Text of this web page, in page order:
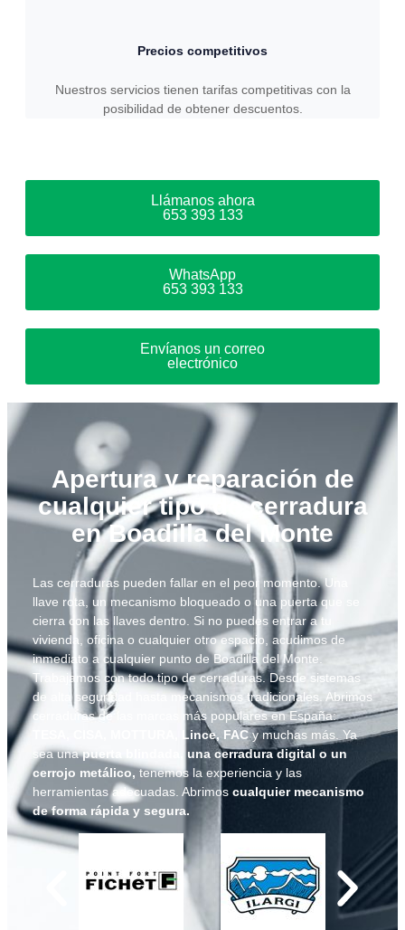
Precios competitivos
Nuestros servicios tienen tarifas competitivas con la
posibilidad de obtener descuentos.
Llámanos ahora
653 393 133
WhatsApp
653 393 133
Envíanos un correo
electrónico
Apertura y reparación de
cualquier tipo de cerradura
en Boadilla del Monte
Las cerraduras pueden fallar en el peor momento. Una
llave rota, un mecanismo bloqueado o una puerta que se
cierra con las llaves dentro. Si no puedes entrar a tu
vivienda, oficina o cualquier otro espacio, acudimos de
inmediato a cualquier punto de Boadilla del Monte.
Trabajamos con todo tipo de cerraduras. Desde sistemas
de alta seguridad hasta mecanismos tradicionales. Abrimos
cerraduras de las marcas más populares en España:
TESA, CISA, MOTTURA, Lince, FACy muchas más. Ya
sea unapuerta blindada, una cerradura digital o un
cerrojo metálico,tenemos la experiencia y las
herramientas adecuadas. Abrimos cualquier mecanismo
de forma rápida y segura.